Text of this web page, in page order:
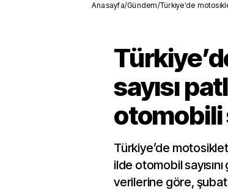
Anasayfa/Gündem/Türkiye’de
sayısı
otomobili
Türkiye’de motosiklet
ilde otomobil
verilerine göre, şubat